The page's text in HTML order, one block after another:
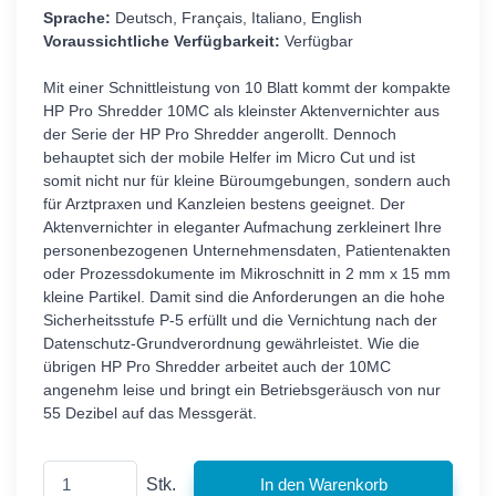
Sprache: Deutsch, Français, Italiano, English
Voraussichtliche Verfügbarkeit: Verfügbar
Mit einer Schnittleistung von 10 Blatt kommt der kompakte
HP Pro Shredder 10MC als kleinster Aktenvernichter aus
der Serie der HP Pro Shredder angerollt. Dennoch
behauptet sich der mobile Helfer im Micro Cut und ist
somit nicht nur für kleine Büroumgebungen, sondern auch
für Arztpraxen und Kanzleien bestens geeignet. Der
Aktenvernichter in eleganter Aufmachung zerkleinert Ihre
personenbezogenen Unternehmensdaten, Patientenakten
oder Prozessdokumente im Mikroschnitt in 2 mm x 15 mm
kleine Partikel. Damit sind die Anforderungen an die hohe
Sicherheitsstufe P-5 erfüllt und die Vernichtung nach der
Datenschutz-Grundverordnung gewährleistet. Wie die
übrigen HP Pro Shredder arbeitet auch der 10MC
angenehm leise und bringt ein Betriebsgeräusch von nur
55 Dezibel auf das Messgerät.
Stk.